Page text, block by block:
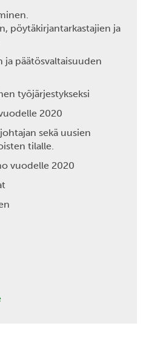
pöytäkirjantarkastajien ja
ja päätösvaltaisuuden
työjärjestykseksi
2020
sekä uusien
tilalle.
vuodelle 2020